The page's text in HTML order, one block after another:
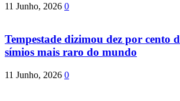
11 Junho, 2026 0
Tempestade dizimou dez por cento
símios mais raro do mundo
11 Junho, 2026 0